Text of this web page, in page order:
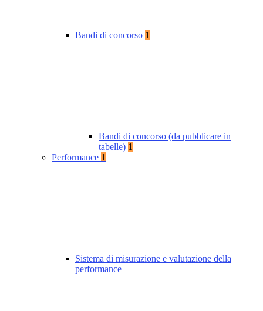
Bandi di concorso 1
Bandi di concorso (da pubblicare in
tabelle) 1
Performance 1
Sistema di misurazione e valutazione della
performance